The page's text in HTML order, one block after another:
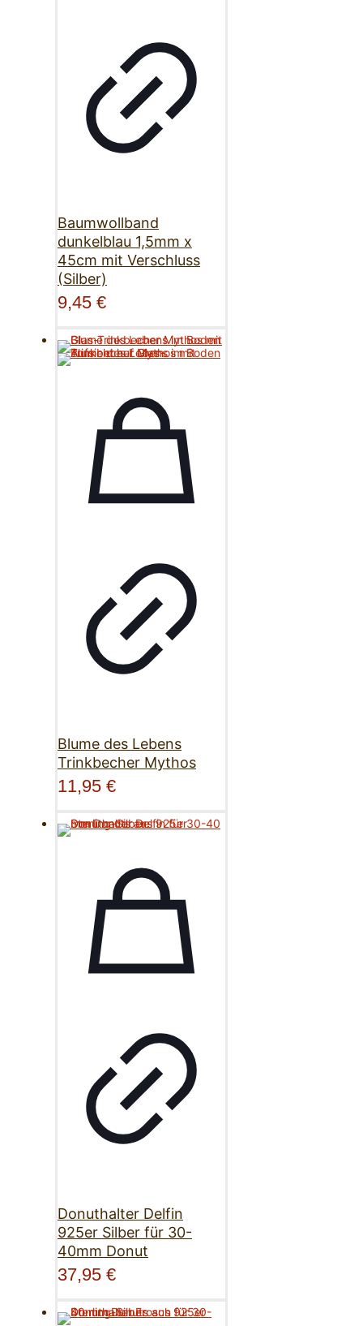
Baumwollband
dunkelblau 1,5mm x
45cm mit Verschluss
(Silber)
9,45 €
Blume des Lebens
Trinkbecher Mythos
11,95 €
Donuthalter Delfin
925er Silber für 30-
40mm Donut
37,95 €